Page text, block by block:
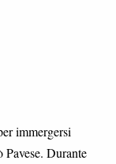
immergersi
Pavese. Durante